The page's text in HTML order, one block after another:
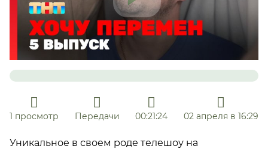
1 просмотр Передачи 00:21:24 02 апреля в 16:29
Уникальное в своем роде телешоу на